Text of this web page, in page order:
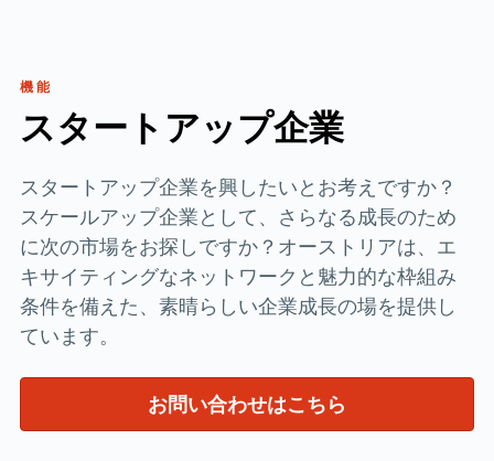
機能
スタートアップ企業
スタートアップ企業を興したいとお考えですか？
スケールアップ企業として、さらなる成長のため
に次の市場をお探しですか？オーストリアは、エ
キサイティングなネットワークと魅力的な枠組み
条件を備えた、素晴らしい企業成長の場を提供し
ています。
お問い合わせはこちら